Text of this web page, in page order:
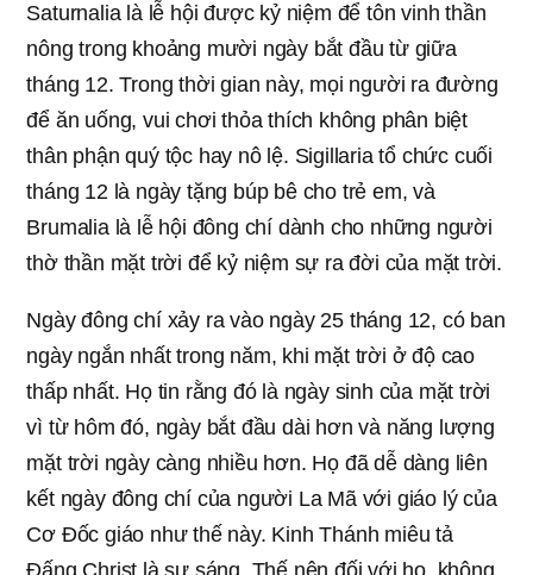
Saturnalia là lễ hội được kỷ niệm để tôn vinh thần
nông trong khoảng mười ngày bắt đầu từ giữa
tháng 12. Trong thời gian này, mọi người ra đường
để ăn uống, vui chơi thỏa thích không phân biệt
thân phận quý tộc hay nô lệ. Sigillaria tổ chức cuối
tháng 12 là ngày tặng búp bê cho trẻ em, và
Brumalia là lễ hội đông chí dành cho những người
thờ thần mặt trời để kỷ niệm sự ra đời của mặt trời.
Ngày đông chí xảy ra vào ngày 25 tháng 12, có ban
ngày ngắn nhất trong năm, khi mặt trời ở độ cao
thấp nhất. Họ tin rằng đó là ngày sinh của mặt trời
vì từ hôm đó, ngày bắt đầu dài hơn và năng lượng
mặt trời ngày càng nhiều hơn. Họ đã dễ dàng liên
kết ngày đông chí của người La Mã với giáo lý của
Cơ Đốc giáo như thế này. Kinh Thánh miêu tả
Đấng Christ là sự sáng. Thế nên đối với họ, không